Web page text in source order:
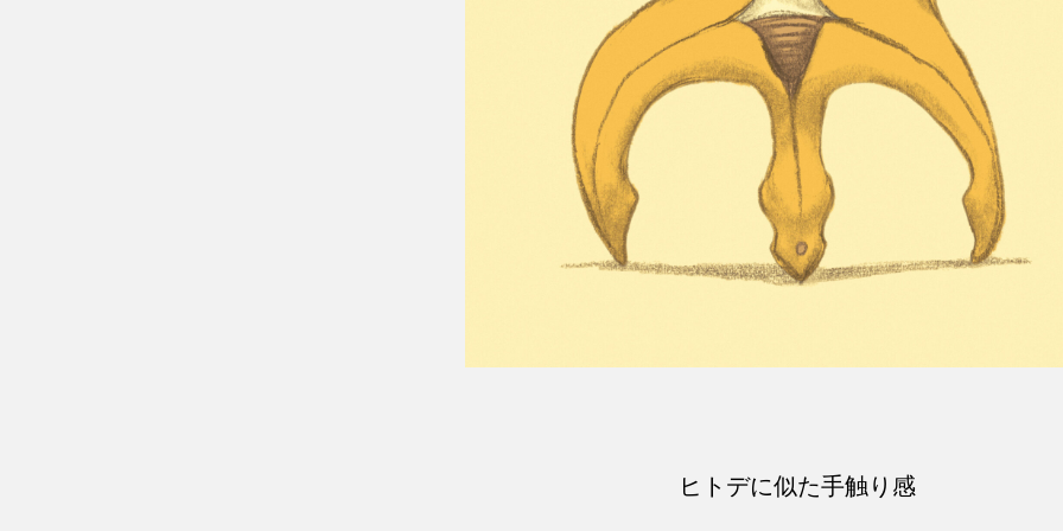
ヒトデに似た手触り感